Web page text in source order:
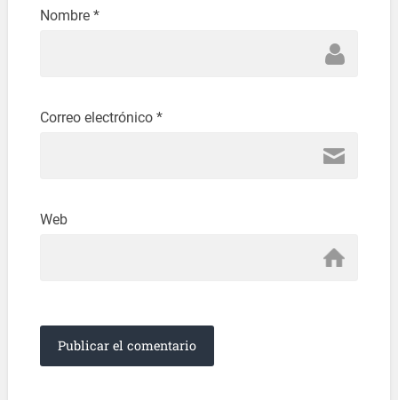
Nombre *
Correo electrónico *
Web